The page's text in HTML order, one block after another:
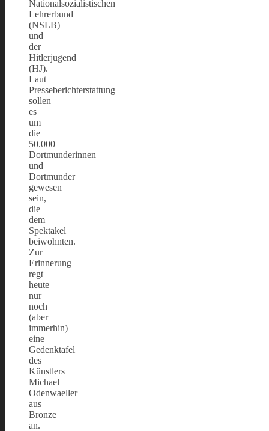
Nationalsozialistischen
Lehrerbund
(NSLB)
und
der
Hitlerjugend
(HJ).
Laut
Presseberichterstattung
sollen
es
um
die
50.000
Dortmunderinnen
und
Dortmunder
gewesen
sein,
die
dem
Spektakel
beiwohnten.
Zur
Erinnerung
regt
heute
nur
noch
(aber
immerhin)
eine
Gedenktafel
des
Künstlers
Michael
Odenwaeller
aus
Bronze
an.